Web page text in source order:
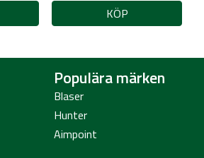
KÖP
Populära märken
Blaser
Hunter
Aimpoint